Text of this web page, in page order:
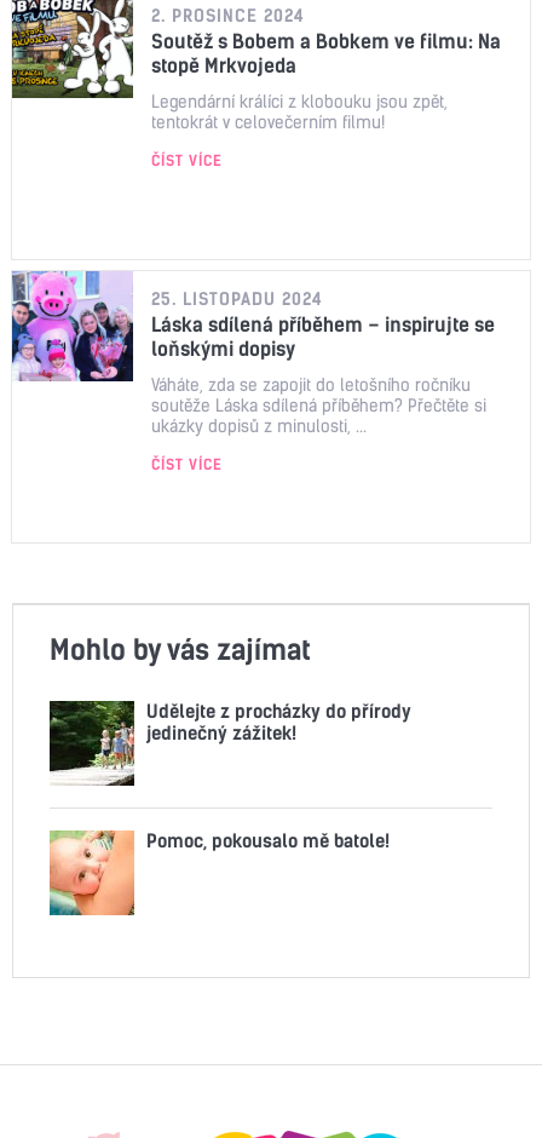
2. PROSINCE 2024
Soutěž s Bobem a Bobkem ve filmu: Na
stopě Mrkvojeda
Legendární králíci z klobouku jsou zpět,
tentokrát v celovečerním filmu!
ČÍST VÍCE
25. LISTOPADU 2024
Láska sdílená příběhem – inspirujte se
loňskými dopisy
Váháte, zda se zapojit do letošního ročníku
soutěže Láska sdílená příběhem? Přečtěte si
ukázky dopisů z minulosti, ...
ČÍST VÍCE
Mohlo by vás zajímat
Udělejte z procházky do přírody
jedinečný zážitek!
Pomoc, pokousalo mě batole!